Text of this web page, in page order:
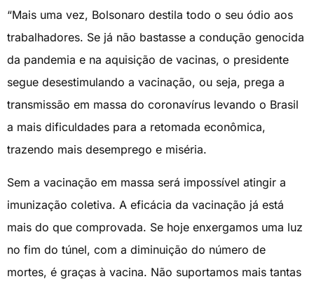
“Mais uma vez, Bolsonaro destila todo o seu ódio aos
trabalhadores. Se já não bastasse a condução genocida
da pandemia e na aquisição de vacinas, o presidente
segue desestimulando a vacinação, ou seja, prega a
transmissão em massa do coronavírus levando o Brasil
a mais dificuldades para a retomada econômica,
trazendo mais desemprego e miséria.
Sem a vacinação em massa será impossível atingir a
imunização coletiva. A eficácia da vacinação já está
mais do que comprovada. Se hoje enxergamos uma luz
no fim do túnel, com a diminuição do número de
mortes, é graças à vacina. Não suportamos mais tantas